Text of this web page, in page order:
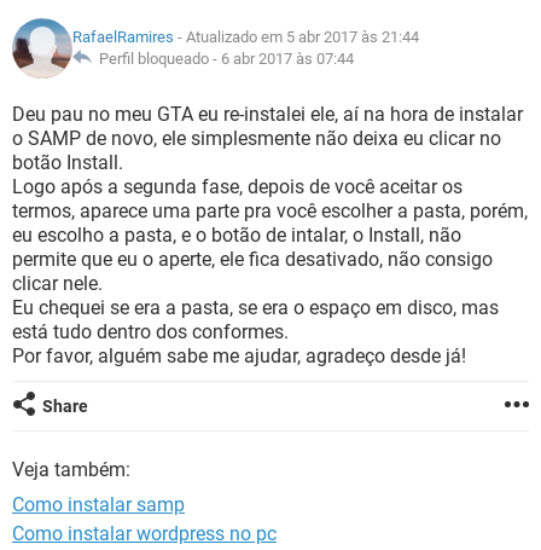
GUIA DE COMPRAS
OUTLOOK EXCEL
INSTAGRAM
GUIA DE COMPRAS
CELULAR FACEBOOK
INSTAGRAM GMAIL
GUIA DE COMPRAS
GLOSSÁRIO
JOGOS
CELULAR FACEBOOK
OUTLOOK
INSTAGRAM GMAIL
GUIA DE COMPRAS
RafaelRamires - Atualizado em 5 abr 2017 às 21:44
Perfil bloqueado - 6 abr 2017 às 07:44
Deu pau no meu GTA eu re-instalei ele, aí na hora de instalar
o SAMP de novo, ele simplesmente não deixa eu clicar no
botão Install.
Logo após a segunda fase, depois de você aceitar os
termos, aparece uma parte pra você escolher a pasta, porém,
eu escolho a pasta, e o botão de intalar, o Install, não
permite que eu o aperte, ele fica desativado, não consigo
clicar nele.
Eu chequei se era a pasta, se era o espaço em disco, mas
está tudo dentro dos conformes.
Por favor, alguém sabe me ajudar, agradeço desde já!
Share
Veja também:
Como instalar samp
Como instalar wordpress no pc